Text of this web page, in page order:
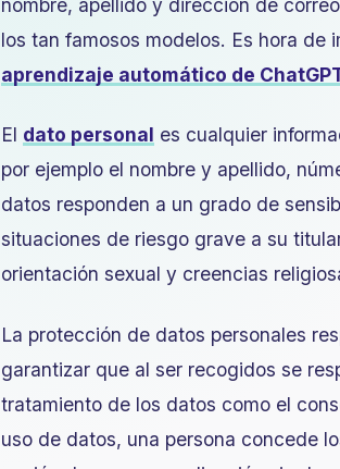
nombre, apellido y dirección de
los tan famosos modelos. Es hora de
aprendizaje automático de
El dato personal es cualquier
por ejemplo el nombre y apellido,
datos responden a un grado de
situaciones de riesgo grave a su
orientación sexual y creencias
La protección de datos personales
garantizar que al ser recogidos se
tratamiento de los datos como el
uso de datos, una persona concede